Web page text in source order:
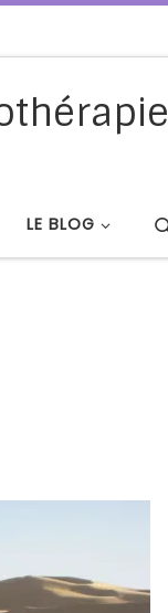
LE BLOG